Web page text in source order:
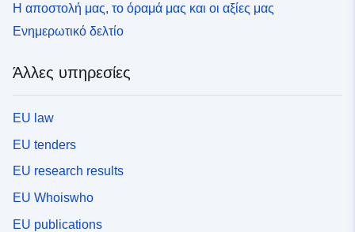
Η αποστολή μας, το όραμά μας και οι αξίες μας
Ενημερωτικό δελτίο
Άλλες υπηρεσίες
EU law
EU tenders
EU research results
EU Whoiswho
EU publications